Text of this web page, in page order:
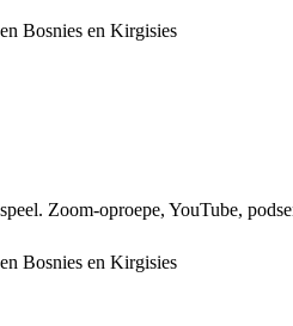
Bosnies en Kirgisies
Zoom-oproepe, YouTube,
Bosnies en Kirgisies